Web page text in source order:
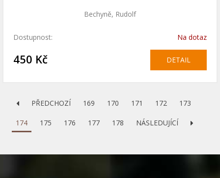
Bechyně, Rudolf
Dostupnost: Na dotaz
450 Kč DETAIL
PŘEDCHOZÍ 169 170 171 172 173
174 175 176 177 178 NÁSLEDUJÍCÍ